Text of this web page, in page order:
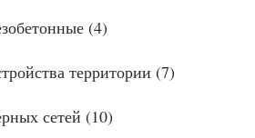
(4)
территории (7)
сетей (10)